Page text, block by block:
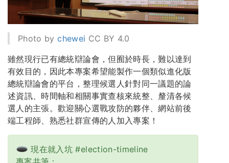
Photo bychewei CC BY 4.0
雖然現行已有總統辯論會，但囿於時長，難以達到
有效目的，因此本專案希望能製作一個類似進化版
總統辯論會的平台，整理候選人針對同一議題的論
述資訊、時間軸和相關事實查核來統整、釐清各候
選人的主張。歡迎關心選戰攻防的夥伴、網站前後
端工程師、熟悉社群宣傳的人加入專案！
現在就入坑 #election-timeline